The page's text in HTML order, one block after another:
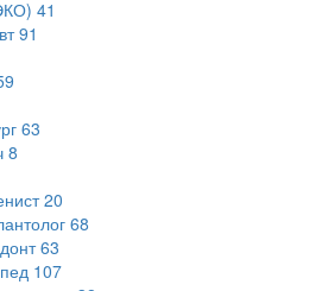
41
91
63
8
20
68
63
107